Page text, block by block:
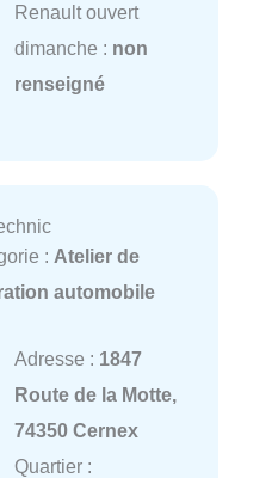
Renault ouvert
dimanche : non
renseigné
: Atelier de
automobile
Adresse : 1847
Route de la Motte,
74350 Cernex
Quartier :